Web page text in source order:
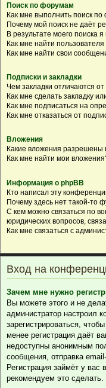
Поиск по форумам
Как мне выполнить поиск
Почему мой поиск не даёт
В результате моего поиска
Как мне найти
Как мне найти свои
Подписки и закладки
Чем закладки отличаются
Как мне сделать закладку
Как мне подписаться на
Как мне отказаться от
Вложения
Какие вложения разрешены
Как мне найти мои
Информация о phpBB
Кто написал эту
Почему здесь нет такой-то
С кем можно связаться по
юридических вопросов,
Как мне связаться с
Вход на
Зачем мне нужно
Вы можете этого и не
администратор настроил
зарегистрироваться,
менее регистрация даёт
недоступны анонимным
сообщения, отправка
Регистрация займёт у
рекомендуем это сделать.